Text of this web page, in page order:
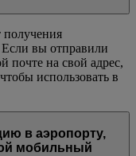
вы отправили
почте на свой адрес,
использовать в
в аэропорту,
мобильный